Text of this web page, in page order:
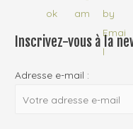
Inscrivez-vous à la
Adresse e-mail :